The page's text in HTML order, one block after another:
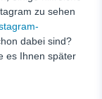
zu sehen
dabei sind?
es Ihnen später